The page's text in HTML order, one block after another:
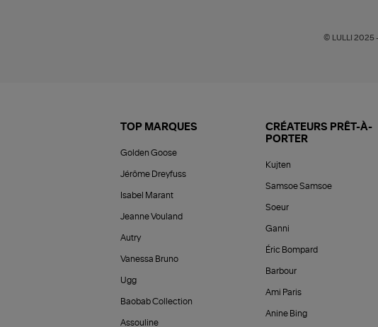
© LULLI 2025
TOP MARQUES
Golden Goose
Jérôme Dreyfuss
Isabel Marant
Jeanne Vouland
Autry
Vanessa Bruno
Ugg
Baobab Collection
Assouline
CRÉATEURS PRÊT-À-
PORTER
Kujten
Samsoe Samsoe
Soeur
Ganni
Éric Bompard
Barbour
Ami Paris
Anine Bing